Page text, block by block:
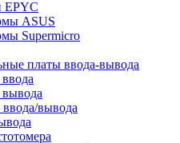
EPYC
ASUS
Supermicro
платы ввода-вывода
вывода